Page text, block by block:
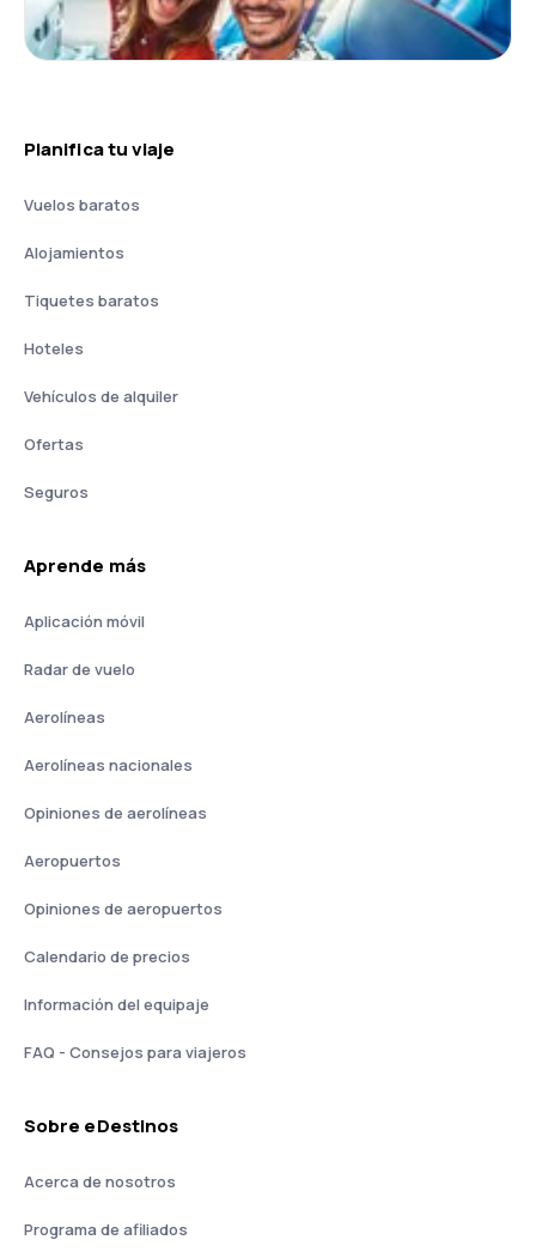
Planifica tu viaje
Vuelos baratos
Alojamientos
Tiquetes baratos
Hoteles
Vehículos de alquiler
Ofertas
Seguros
Aprende más
Aplicación móvil
Radar de vuelo
Aerolíneas
Aerolíneas nacionales
Opiniones de aerolíneas
Aeropuertos
Opiniones de aeropuertos
Calendario de precios
Información del equipaje
FAQ - Consejos para viajeros
Sobre eDestinos
Acerca de nosotros
Programa de afiliados